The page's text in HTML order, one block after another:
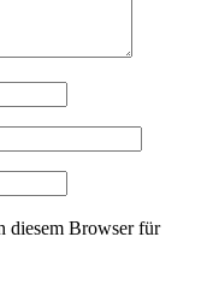
diesem Browser für